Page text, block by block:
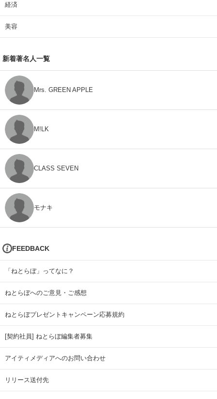
経済
美容
新着著名人一覧
Mrs. GREEN APPLE
M!LK
CLASS SEVEN
モナキ
FEEDBACK
「ねとらぼ」ってなに？
ねとらぼへのご意見・ご感想
ねとらぼプレゼントキャンペーン応募規約
[契約社員] ねとらぼ編集者募集
アイティメディアへのお問い合わせ
リリース送付先